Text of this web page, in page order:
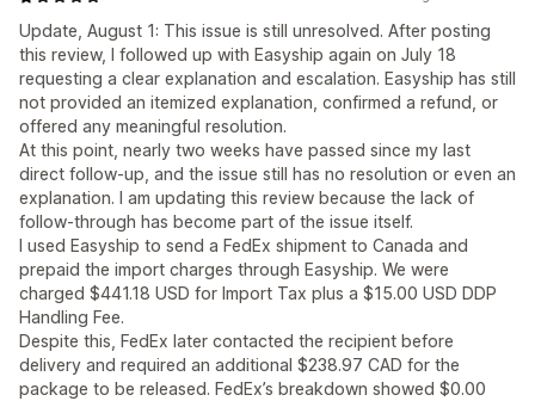
Update, August 1: This issue is still unresolved. After posting
this review, I followed up with Easyship again on July 18
requesting a clear explanation and escalation. Easyship has still
not provided an itemized explanation, confirmed a refund, or
offered any meaningful resolution.
At this point, nearly two weeks have passed since my last
direct follow-up, and the issue still has no resolution or even an
explanation. I am updating this review because the lack of
follow-through has become part of the issue itself.
I used Easyship to send a FedEx shipment to Canada and
prepaid the import charges through Easyship. We were
charged $441.18 USD for Import Tax plus a $15.00 USD DDP
Handling Fee.
Despite this, FedEx later contacted the recipient before
delivery and required an additional $238.97 CAD for the
package to be released. FedEx’s breakdown showed $0.00